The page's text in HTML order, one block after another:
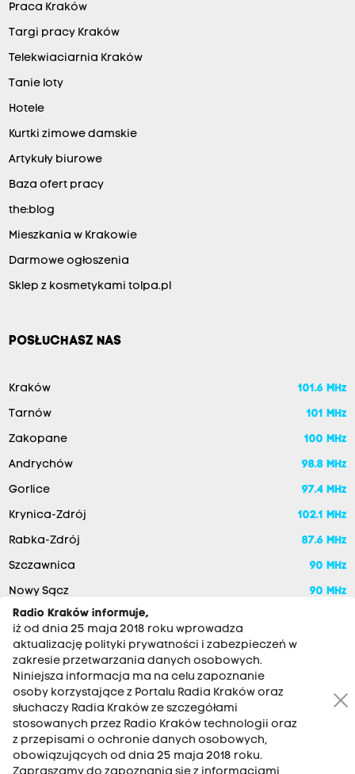
Praca Kraków
Targi pracy Kraków
Telekwiaciarnia Kraków
Tanie loty
Hotele
Kurtki zimowe damskie
Artykuły biurowe
Baza ofert pracy
the:blog
Mieszkania w Krakowie
Darmowe ogłoszenia
Sklep z kosmetykami tolpa.pl
POSŁUCHASZ NAS
Kraków 101.6 MHz
Tarnów 101 MHz
Zakopane 100 MHz
Andrychów 98.8 MHz
Gorlice 97.4 MHz
Krynica-Zdrój 102.1 MHz
Rabka-Zdrój 87.6 MHz
Szczawnica 90 MHz
Nowy Sącz 90 MHz
RADIO KRAKÓW SA. Aleja Juliusza Słowackiego 22, 30-007
Kraków
Radio Kraków informuje,
iż od dnia 25 maja 2018 roku wprowadza
aktualizację polityki prywatności i zabezpieczeń w
zakresie przetwarzania danych osobowych.
Niniejsza informacja ma na celu zapoznanie
osoby korzystające z Portalu Radia Kraków oraz
słuchaczy Radia Kraków ze szczegółami
stosowanych przez Radio Kraków technologii oraz
z przepisami o ochronie danych osobowych,
obowiązujących od dnia 25 maja 2018 roku.